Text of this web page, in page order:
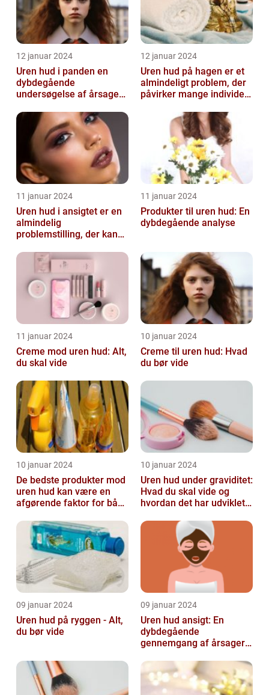
12 januar 2024
Uren hud i panden en
dybdegående
undersøgelse af årsager
12 januar 2024
Uren hud på hagen er et
almindeligt problem, der
påvirker mange individer,
interesse...
11 januar 2024
Uren hud i ansigtet er en
almindelig
problemstilling, der kan
og voksne
11 januar 2024
Produkter til uren hud: En
dybdegående analyse
11 januar 2024
Creme mod uren hud: Alt,
du skal vide
10 januar 2024
Creme til uren hud: Hvad
du bør vide
10 januar 2024
De bedste produkter mod
uren hud kan være en
afgørende faktor for både
lide...
10 januar 2024
Uren hud under graviditet:
Hvad du skal vide og
hvordan det har udviklet
09 januar 2024
Uren hud på ryggen - Alt,
du bør vide
09 januar 2024
Uren hud ansigt: En
dybdegående
gennemgang af årsager